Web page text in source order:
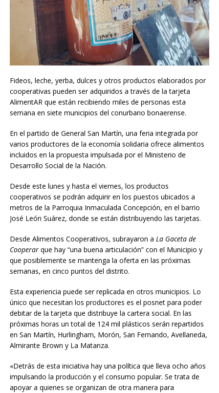
Fideos, leche, yerba, dulces y otros productos elaborados por
cooperativas pueden ser adquiridos a través de la tarjeta
AlimentAR que están recibiendo miles de personas esta
semana en siete municipios del conurbano bonaerense.
En el partido de General San Martín, una feria integrada por
varios productores de la economía solidaria ofrece alimentos
incluidos en la propuesta impulsada por el Ministerio de
Desarrollo Social de la Nación.
Desde este lunes y hasta el viernes, los productos
cooperativos se podrán adquirir en los puestos ubicados a
metros de la Parroquia Inmaculada Concepción, en el barrio
José León Suárez, donde se están distribuyendo las tarjetas.
Desde Alimentos Cooperativos, subrayaron a La Gaceta de
Cooperar que hay “una buena articulación” con el Municipio y
que posiblemente se mantenga la oferta en las próximas
semanas, en cinco puntos del distrito.
Esta experiencia puede ser replicada en otros municipios. Lo
único que necesitan los productores es el posnet para poder
debitar de la tarjeta que distribuye la cartera social. En las
próximas horas un total de 124 mil plásticos serán repartidos
en San Martín, Hurlingham, Morón, San Fernando, Avellaneda,
Almirante Brown y La Matanza.
«Detrás de esta iniciativa hay una política que lleva ocho años
impulsando la producción y el consumo popular. Se trata de
apoyar a quienes se organizan de otra manera para